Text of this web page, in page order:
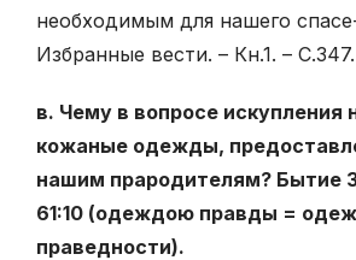
необходимым для нашего
Избранные вести. – Кн.1. – С.347.
в. Чему в вопросе искупления
кожаные одежды,
нашим прародителям? Бытие
61:10 (одеждою правды =
праведности).